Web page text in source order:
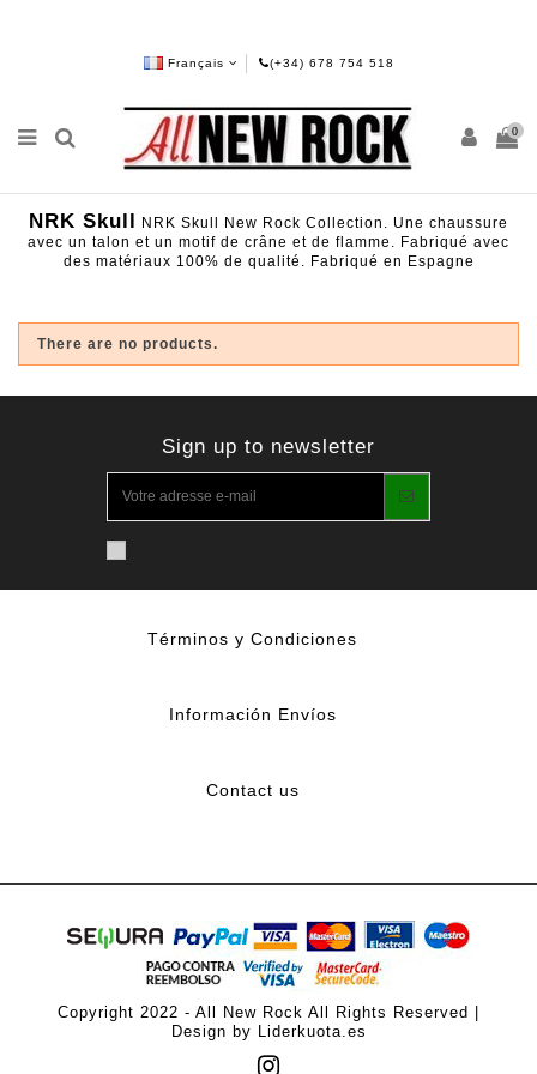
Français (+34) 678 754 518
0
NRK Skull NRK Skull New Rock Collection. Une chaussure
avec un talon et un motif de crâne et de flamme. Fabriqué avec
des matériaux 100% de qualité. Fabriqué en Espagne
There are no products.
Sign up to newsletter
Términos y Condiciones
Información Envíos
Contact us
Copyright 2022 - All New Rock All Rights Reserved |
Design by Liderkuota.es